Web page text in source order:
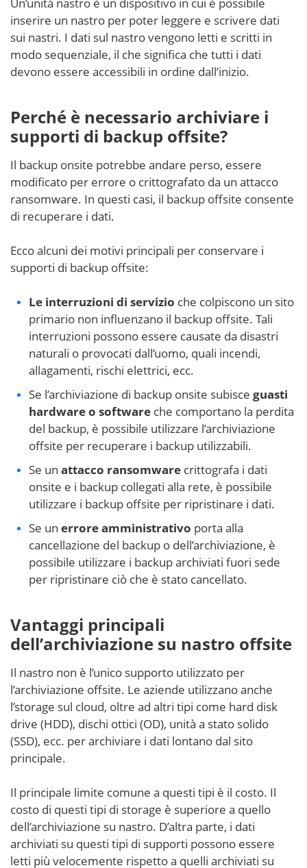
Un’unità nastro è un dispositivo in cui è possibile
inserire un nastro per poter leggere e scrivere dati
sui nastri. I dati sul nastro vengono letti e scritti in
modo sequenziale, il che significa che tutti i dati
devono essere accessibili in ordine dall’inizio.
Perché è necessario archiviare i
supporti di backup offsite?
Il backup onsite potrebbe andare perso, essere
modificato per errore o crittografato da un attacco
ransomware. In questi casi, il backup offsite consente
di recuperare i dati.
Ecco alcuni dei motivi principali per conservare i
supporti di backup offsite:
Le interruzioni di servizio che colpiscono un sito
primario non influenzano il backup offsite. Tali
interruzioni possono essere causate da disastri
naturali o provocati dall’uomo, quali incendi,
allagamenti, rischi elettrici, ecc.
Se l’archiviazione di backup onsite subisce guasti
hardware o software che comportano la perdita
del backup, è possibile utilizzare l’archiviazione
offsite per recuperare i backup utilizzabili.
Se un attacco ransomware crittografa i dati
onsite e i backup collegati alla rete, è possibile
utilizzare i backup offsite per ripristinare i dati.
Se un errore amministrativo porta alla
cancellazione del backup o dell’archiviazione, è
possibile utilizzare i backup archiviati fuori sede
per ripristinare ciò che è stato cancellato.
Vantaggi principali
dell’archiviazione su nastro offsite
Il nastro non è l’unico supporto utilizzato per
l’archiviazione offsite. Le aziende utilizzano anche
l’storage sul cloud, oltre ad altri tipi come hard disk
drive (HDD), dischi ottici (OD), unità a stato solido
(SSD), ecc. per archiviare i dati lontano dal sito
principale.
Il principale limite comune a questi tipi è il costo. Il
costo di questi tipi di storage è superiore a quello
dell’archiviazione su nastro. D’altra parte, i dati
archiviati su questi tipi di supporti possono essere
letti più velocemente rispetto a quelli archiviati su